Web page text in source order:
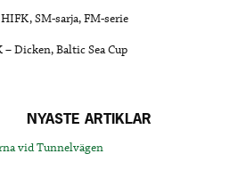
SM-sarja, FM-serie
Dicken, Baltic Sea Cup
NYASTE ARTIKLAR
vid Tunnelvägen